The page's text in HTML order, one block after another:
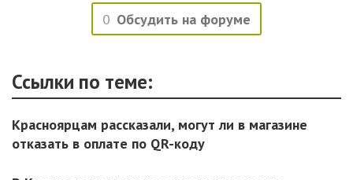
0 Обсудить на форуме
Ссылки по теме:
Красноярцам рассказали, могут ли в магазине
отказать в оплате по QR-коду